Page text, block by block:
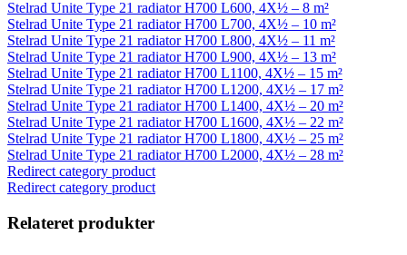
Stelrad Unite Type 21 radiator H700 L600, 4X½ – 8 m²
Stelrad Unite Type 21 radiator H700 L700, 4X½ – 10 m²
Stelrad Unite Type 21 radiator H700 L800, 4X½ – 11 m²
Stelrad Unite Type 21 radiator H700 L900, 4X½ – 13 m²
Stelrad Unite Type 21 radiator H700 L1100, 4X½ – 15 m²
Stelrad Unite Type 21 radiator H700 L1200, 4X½ – 17 m²
Stelrad Unite Type 21 radiator H700 L1400, 4X½ – 20 m²
Stelrad Unite Type 21 radiator H700 L1600, 4X½ – 22 m²
Stelrad Unite Type 21 radiator H700 L1800, 4X½ – 25 m²
Stelrad Unite Type 21 radiator H700 L2000, 4X½ – 28 m²
Redirect category product
Redirect category product
Relateret produkter